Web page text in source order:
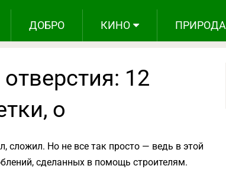
ДОБРО КИНО ПРИРОДА
12
о
Но не все так просто — ведь в этой
сделанных в помощь строителям.